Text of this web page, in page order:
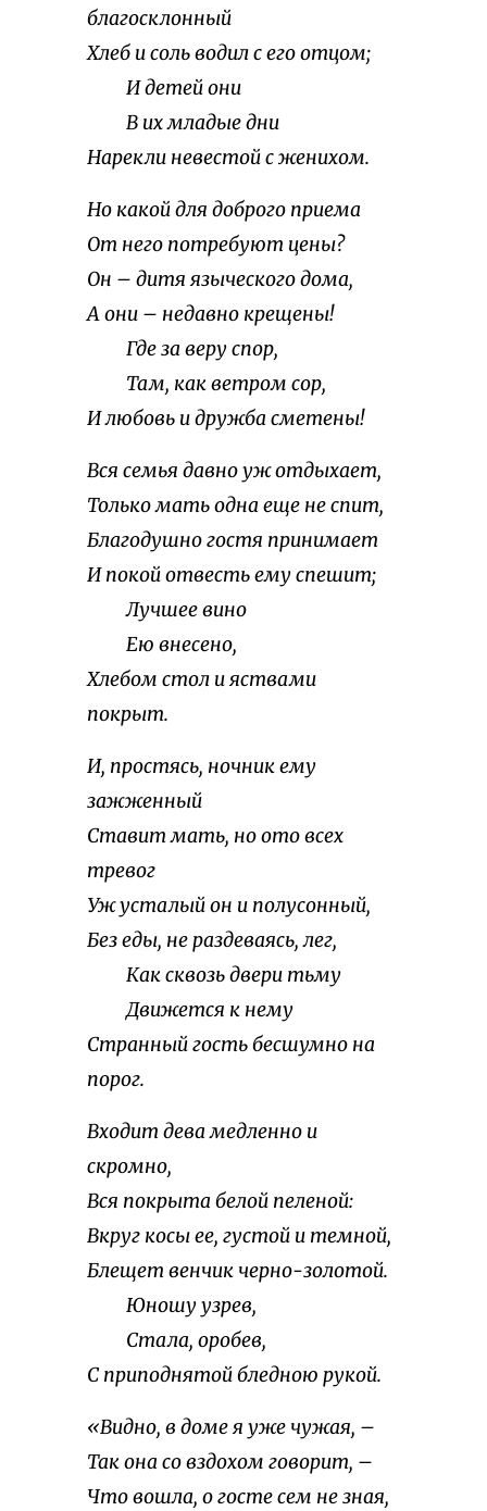
благосклонный
Хлеб и соль водил с его отцом;
И детей они
В их младые дни
Нарекли невестой с женихом.
Но какой для доброго приема
От него потребуют цены?
Он – дитя языческого дома,
А они – недавно крещены!
Где за веру спор,
Там, как ветром сор,
И любовь и дружба сметены!
Вся семья давно уж отдыхает,
Только мать одна еще не спит,
Благодушно гостя принимает
И покой отвесть ему спешит;
Лучшее вино
Ею внесено,
Хлебом стол и яствами
покрыт.
И, простясь, ночник ему
зажженный
Ставит мать, но ото всех
тревог
Уж усталый он и полусонный,
Без еды, не раздеваясь, лег,
Как сквозь двери тьму
Движется к нему
Странный гость бесшумно на
порог.
Входит дева медленно и
скромно,
Вся покрыта белой пеленой:
Вкруг косы ее, густой и темной,
Блещет венчик черно-золотой.
Юношу узрев,
Стала, оробев,
С приподнятой бледною рукой.
«Видно, в доме я уже чужая, –
Так она со вздохом говорит, –
Что вошла, о госте сем не зная,